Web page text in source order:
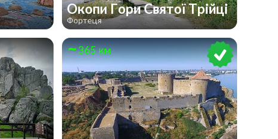
Окопи Гори Святої Трійці
Фортеця
365 км